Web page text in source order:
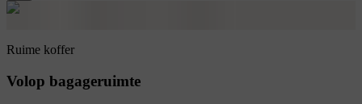
Ruime koffer
Volop bagageruimte